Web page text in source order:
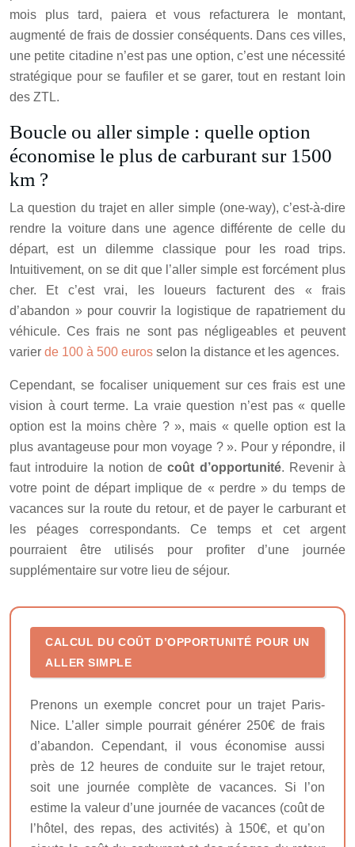
mois plus tard, paiera et vous refacturera le montant,
augmenté de frais de dossier conséquents. Dans ces villes,
une petite citadine n’est pas une option, c’est une nécessité
stratégique pour se faufiler et se garer, tout en restant loin
des ZTL.
Boucle ou aller simple : quelle option
économise le plus de carburant sur 1500
km ?
La question du trajet en aller simple (one-way), c’est-à-dire
rendre la voiture dans une agence différente de celle du
départ, est un dilemme classique pour les road trips.
Intuitivement, on se dit que l’aller simple est forcément plus
cher. Et c’est vrai, les loueurs facturent des « frais
d’abandon » pour couvrir la logistique de rapatriement du
véhicule. Ces frais ne sont pas négligeables et peuvent
varier de 100 à 500 euros selon la distance et les agences.
Cependant, se focaliser uniquement sur ces frais est une
vision à court terme. La vraie question n’est pas « quelle
option est la moins chère ? », mais « quelle option est la
plus avantageuse pour mon voyage ? ». Pour y répondre, il
faut introduire la notion decoût d’opportunité. Revenir à
votre point de départ implique de « perdre » du temps de
vacances sur la route du retour, et de payer le carburant et
les péages correspondants. Ce temps et cet argent
pourraient être utilisés pour profiter d’une journée
supplémentaire sur votre lieu de séjour.
CALCUL DU COÛT D’OPPORTUNITÉ POUR UN
ALLER SIMPLE
Prenons un exemple concret pour un trajet Paris-
Nice. L’aller simple pourrait générer 250€ de frais
d’abandon. Cependant, il vous économise aussi
près de 12 heures de conduite sur le trajet retour,
soit une journée complète de vacances. Si l’on
estime la valeur d’une journée de vacances (coût de
l’hôtel, des repas, des activités) à 150€, et qu’on